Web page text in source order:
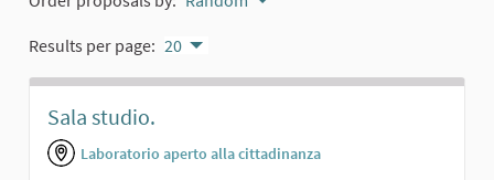
Results per page: 20
Sala studio.
Laboratorio aperto alla cittadinanza